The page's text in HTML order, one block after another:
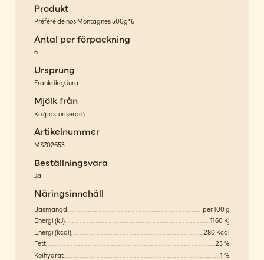
Produkt
Préféré de nos Montagnes 500g*6
Antal per förpackning
6
Ursprung
Frankrike/Jura
Mjölk från
Ko(pastöriserad)
Artikelnummer
MS702653
Beställningsvara
Ja
Näringsinnehåll
Basmängd
per 100 g
Energi (kJ)
1160 Kj
Energi (kcal)
280 Kcal
Fett
23 %
Kolhydrat
1 %